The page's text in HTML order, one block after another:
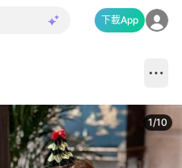
下載App
1/10